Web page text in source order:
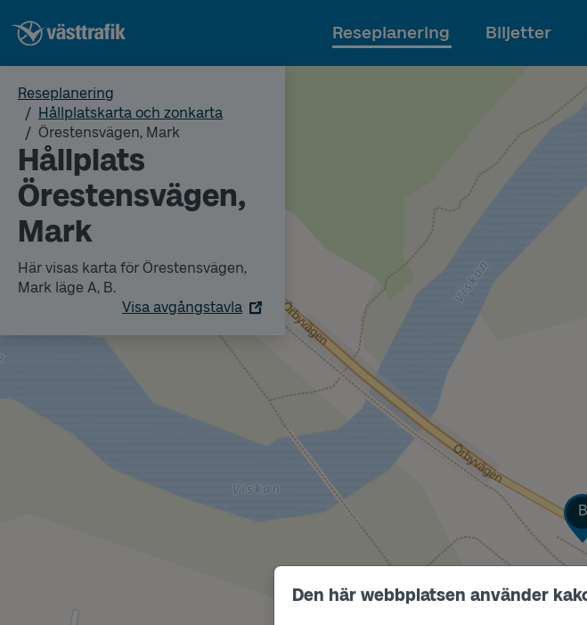
Den här webbplatsen använder
Reseplanering Biljetter
Reseplanering
Hållplatskarta och zonkarta
Örestensvägen, Mark
Hållplats
Örestensvägen,
Mark
Här visas karta för Örestensvägen,
Mark läge A, B.
Visa avgångstavla
B